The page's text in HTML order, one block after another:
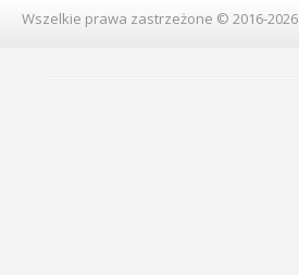
Wszelkie prawa zastrzeżone © 2016-2026